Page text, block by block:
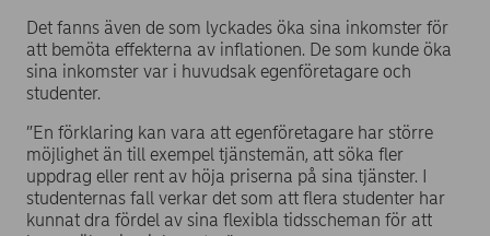
Det fanns även de som lyckades öka sina inkomster för
att bemöta effekterna av inflationen. De som kunde öka
sina inkomster var i huvudsak egenföretagare och
studenter.
”En förklaring kan vara att egenföretagare har större
möjlighet än till exempel tjänstemän, att söka fler
uppdrag eller rent av höja priserna på sina tjänster. I
studenternas fall verkar det som att flera studenter har
kunnat dra fördel av sina flexibla tidsscheman för att